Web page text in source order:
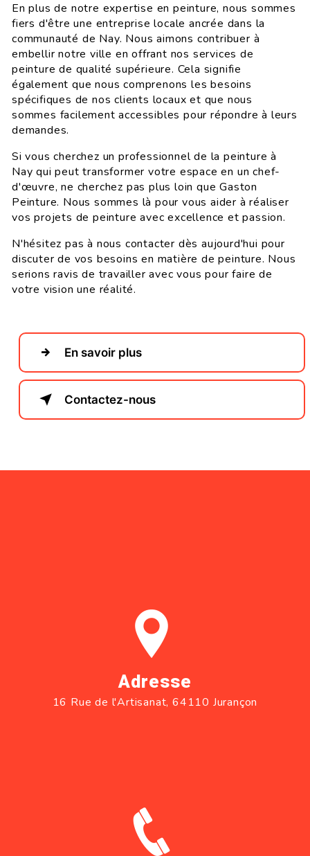
En plus de notre expertise en peinture, nous sommes
fiers d'être une entreprise locale ancrée dans la
communauté de Nay. Nous aimons contribuer à
embellir notre ville en offrant nos services de
peinture de qualité supérieure. Cela signifie
également que nous comprenons les besoins
spécifiques de nos clients locaux et que nous
sommes facilement accessibles pour répondre à leurs
demandes.
Si vous cherchez un professionnel de la peinture à
Nay qui peut transformer votre espace en un chef-
d'œuvre, ne cherchez pas plus loin que Gaston
Peinture. Nous sommes là pour vous aider à réaliser
vos projets de peinture avec excellence et passion.
N'hésitez pas à nous contacter dès aujourd'hui pour
discuter de vos besoins en matière de peinture. Nous
serions ravis de travailler avec vous pour faire de
votre vision une réalité.
En savoir plus
Contactez-nous
Adresse
16 Rue de l'Artisanat, 64110 Jurançon